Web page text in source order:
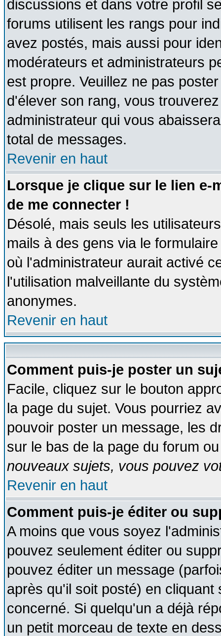
discussions et dans votre profil
forums utilisent les rangs pour
avez postés, mais aussi pour
modérateurs et administrateurs
est propre. Veuillez ne pas
d'élever son rang, vous
administrateur qui vous
total de messages.
Revenir en haut
Lorsque je clique sur le lien e-
de me connecter !
Désolé, mais seuls les
mails à des gens via le
où l'administrateur aurait activé
l'utilisation malveillante du
anonymes.
Revenir en haut
Comment puis-je poster un
Facile, cliquez sur le bouton
la page du sujet. Vous pourriez
pouvoir poster un message, les
sur le bas de la page du forum
nouveaux sujets, vous pouvez
Revenir en haut
Comment puis-je éditer ou
A moins que vous soyez
pouvez seulement éditer ou
pouvez éditer un message
après qu'il soit posté) en
concerné. Si quelqu'un a déjà
un petit morceau de texte en